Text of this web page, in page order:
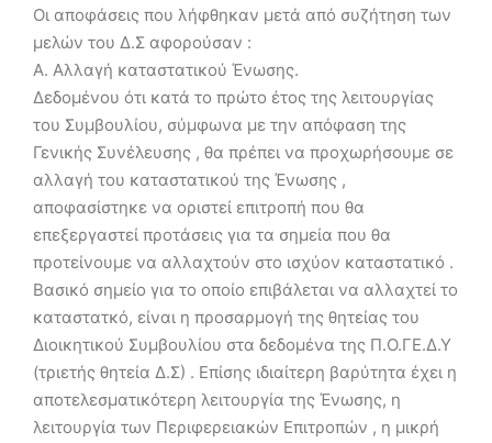
Οι αποφάσεις που λήφθηκαν μετά από συζήτηση των
μελών του Δ.Σ αφορούσαν :
Α. Αλλαγή καταστατικού Ένωσης.
Δεδομένου ότι κατά το πρώτο έτος της λειτουργίας
του Συμβουλίου, σύμφωνα με την απόφαση της
Γενικής Συνέλευσης , θα πρέπει να προχωρήσουμε σε
αλλαγή του καταστατικού της Ένωσης ,
αποφασίστηκε να οριστεί επιτροπή που θα
επεξεργαστεί προτάσεις για τα σημεία που θα
προτείνουμε να αλλαχτούν στο ισχύον καταστατικό .
Βασικό σημείο για το οποίο επιβάλεται να αλλαχτεί το
καταστατκό, είναι η προσαρμογή της θητείας του
Διοικητικού Συμβουλίου στα δεδομένα της Π.Ο.ΓΕ.Δ.Υ
(τριετής θητεία Δ.Σ) . Επίσης ιδιαίτερη βαρύτητα έχει η
αποτελεσματικότερη λειτουργία της Ένωσης, η
λειτουργία των Περιφερειακών Επιτροπών , η μικρή